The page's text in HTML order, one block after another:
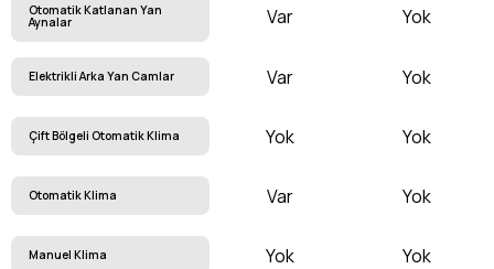
Otomatik Katlanan Yan
Aynalar Var Yok
Elektrikli Arka Yan Camlar Var Yok
Çift Bölgeli Otomatik Klima Yok Yok
Otomatik Klima Var Yok
Manuel Klima Yok Yok